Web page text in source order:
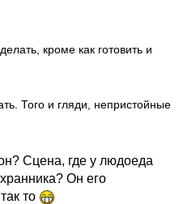
кроме как готовить и
Того и гляди, непристойные
Сцена, где у людоеда
Он его
то